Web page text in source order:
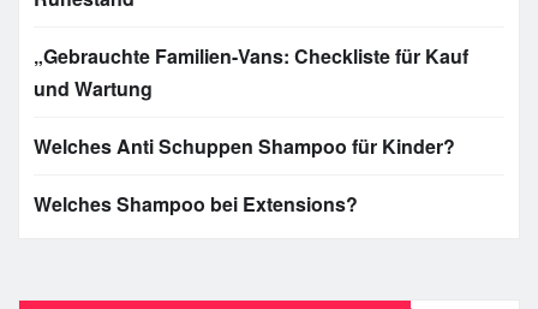
„Gebrauchte Familien-Vans: Checkliste für Kauf
und Wartung
Welches Anti Schuppen Shampoo für Kinder?
Welches Shampoo bei Extensions?